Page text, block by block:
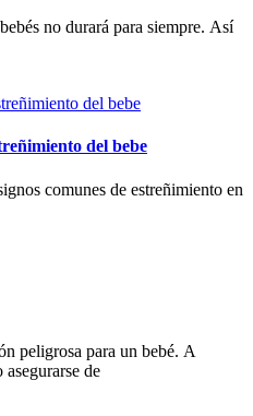
no durará para siempre. Así
del bebe
comunes de estreñimiento en
peligrosa para un bebé. A
de